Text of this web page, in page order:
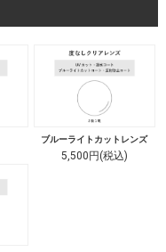
ブルーライトカットレンズ
5,500円(税込)